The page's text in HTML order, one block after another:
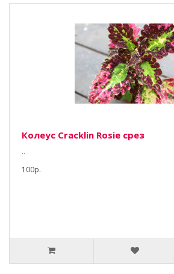
Колеус Cracklin Rosie срез
..
100р.